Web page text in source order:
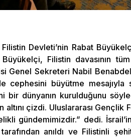
Filistin Devleti’nin Rabat
Filistin davasının
Genel Sekreteri Nabil
cephesini büyütme
bir dünyanın kurulduğunu
altını çizdi. Uluslararası
gündemimizdir.” dedi.
anıldı ve Filistinli